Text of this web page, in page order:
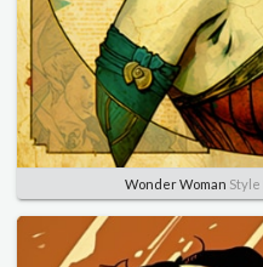
Wonder Woman Style